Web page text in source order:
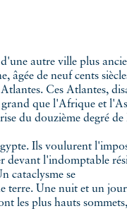
autre ville plus
âgée de neuf cents
Ces Atlantes,
que l'Afrique et
du douzième degré
Ils voulurent
devant l'indomptable
cataclysme se
terre. Une nuit et un
les plus hauts